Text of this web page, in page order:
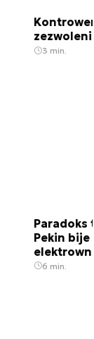
3 min.
Paradoks
Pekin bije
6 min.